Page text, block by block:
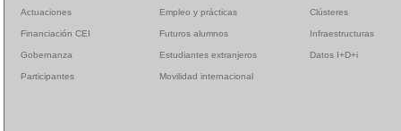
Actuaciones Empleo y prácticas Clústeres
Financiación CEI Futuros alumnos Infraestructuras
Gobernanza Estudiantes extranjeros Datos I+D+i
Participantes Movilidad internacional